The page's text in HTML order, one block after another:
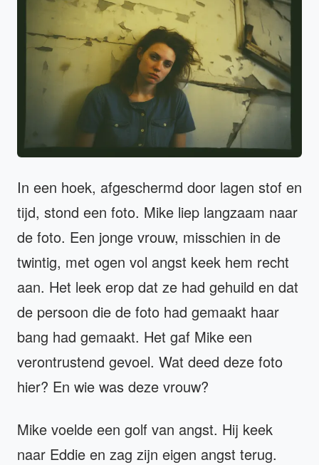
In een hoek, afgeschermd door lagen stof en
tijd, stond een foto. Mike liep langzaam naar
de foto. Een jonge vrouw, misschien in de
twintig, met ogen vol angst keek hem recht
aan. Het leek erop dat ze had gehuild en dat
de persoon die de foto had gemaakt haar
bang had gemaakt. Het gaf Mike een
verontrustend gevoel. Wat deed deze foto
hier? En wie was deze vrouw?
Mike voelde een golf van angst. Hij keek
naar Eddie en zag zijn eigen angst terug.